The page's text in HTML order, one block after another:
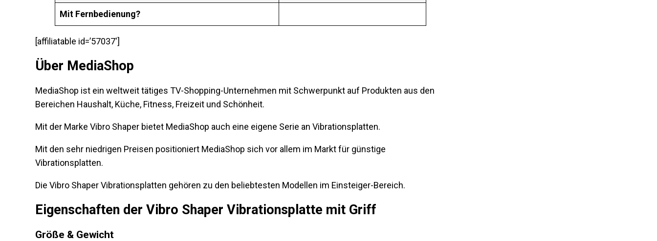
Mit Fernbedienung?
[affiliatable id=’57037′]
Über MediaShop
MediaShop ist ein weltweit tätiges TV-Shopping-Unternehmen mit Schwerpunkt auf Produkten aus den
Bereichen Haushalt, Küche, Fitness, Freizeit und Schönheit.
Mit der Marke Vibro Shaper bietet MediaShop auch eine eigene Serie an Vibrationsplatten.
Mit den sehr niedrigen Preisen positioniert MediaShop sich vor allem im Markt für günstige
Vibrationsplatten.
Die Vibro Shaper Vibrationsplatten gehören zu den beliebtesten Modellen im Einsteiger-Bereich.
Eigenschaften der Vibro Shaper Vibrationsplatte mit Griff
Größe & Gewicht